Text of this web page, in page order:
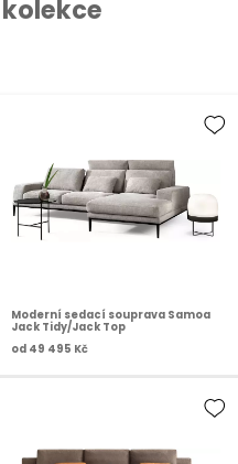
Moderní sedací souprava Samoa
Jack Tidy/Jack Top
od 49 495 Kč